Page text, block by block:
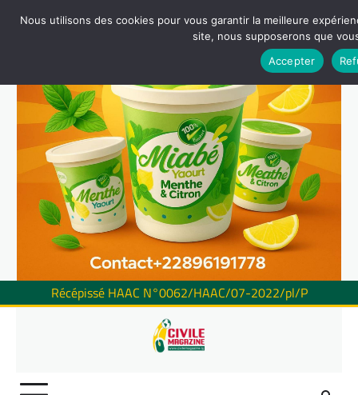
Récépissé HAAC N°0062/HAAC/07-2022/pl/P
Nous utilisons des cookies pour vous garantir la meilleure
site, nous supposerons que
Accepter